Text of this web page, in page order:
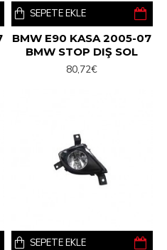
BMW E90 KASA 2005-07
BMW STOP DIŞ SOL
80,72€
SEPETE EKLE
SEPETE EKLE